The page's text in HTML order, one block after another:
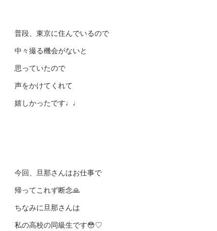
普段、東京に住んでいるので
中々撮る機会がないと
思っていたので
声をかけてくれて
嬉しかったです♩♩
今回、旦那さんはお仕事で
帰ってこれず断念🙏
ちなみに旦那さんは
私の高校の同級生です😳♡